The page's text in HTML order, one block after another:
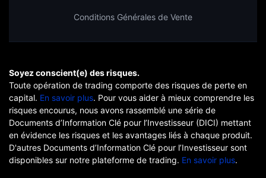
Conditions Générales de Vente
Soyez conscient(e) des risques.
Toute opération de trading comporte des risques de perte en
capital. En savoir plus. Pour vous aider à mieux comprendre les
risques encourus, nous avons rassemblé une série de
Documents d’Information Clé pour l’Investisseur (DICI) mettant
en évidence les risques et les avantages liés à chaque produit.
D'autres Documents d’Information Clé pour l’Investisseur sont
disponibles sur notre plateforme de trading. En savoir plus.